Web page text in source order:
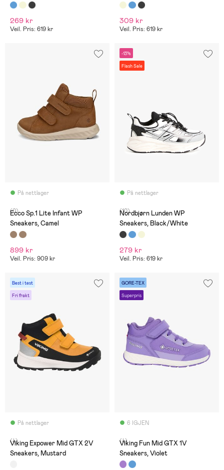
269 kr
Veil. Pris: 619 kr
309 kr
Veil. Pris: 619 kr
På nettlager
(0)
Ecco Sp.1 Lite Infant WP
Sneakers, Camel
899 kr
Veil. Pris: 909 kr
-13%
Flash Sale
På nettlager
(10)
Nordbjørn Lunden WP
Sneakers, Black/White
279 kr
Veil. Pris: 619 kr
Best i test
Fri frakt
På nettlager
(4)
Viking Expower Mid GTX 2V
Sneakers, Mustard
GORE-TEX
Superpris
6 IGJEN
(4)
Viking Fun Mid GTX 1V
Sneakers, Violet